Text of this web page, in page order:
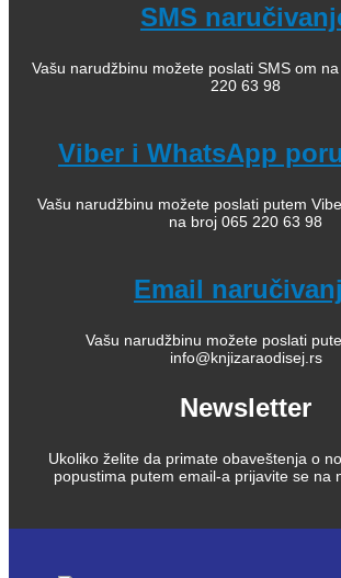
SMS
Vašu narudžbinu možete poslati SMS om
220 63 98
Viber i WhatsApp
Vašu narudžbinu možete poslati putem
na broj 065 220 63 98
Email
Vašu narudžbinu možete poslati
info@knjizaraodisej.rs
Newsletter
Ukoliko želite da primate obaveštenja o
popustima putem email-a prijavite se na